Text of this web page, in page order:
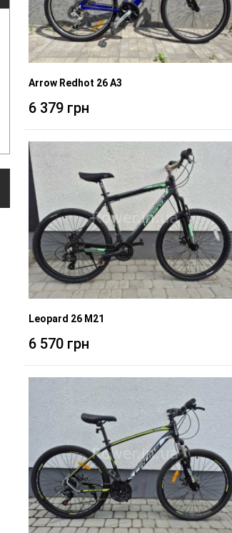
Arrow Redhot 26 A3
6 379 грн
Leopard 26 M21
6 570 грн